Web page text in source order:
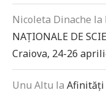
Nicoleta Dinache la
NAȚIONALE DE
Craiova, 24-26
Unu Altu la Afinități